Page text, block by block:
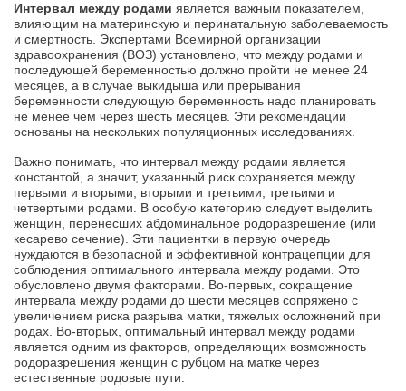
Интервал между родами является важным показателем,
влияющим на материнскую и перинатальную заболеваемость
и смертность. Экспертами Всемирной организации
здравоохранения (ВОЗ) установлено, что между родами и
последующей беременностью должно пройти не менее 24
месяцев, а в случае выкидыша или прерывания
беременности следующую беременность надо планировать
не менее чем через шесть месяцев. Эти рекомендации
основаны на нескольких популяционных исследованиях.
Важно понимать, что интервал между родами является
константой, а значит, указанный риск сохраняется между
первыми и вторыми, вторыми и третьими, третьими и
четвертыми родами. В особую категорию следует выделить
женщин, перенесших абдоминальное родоразрешение (или
кесарево сечение). Эти пациентки в первую очередь
нуждаются в безопасной и эффективной контрацепции для
соблюдения оптимального интервала между родами. Это
обусловлено двумя факторами. Во-первых, сокращение
интервала между родами до шести месяцев сопряжено с
увеличением риска разрыва матки, тяжелых осложнений при
родах. Во-вторых, оптимальный интервал между родами
является одним из факторов, определяющих возможность
родоразрешения женщин с рубцом на матке через
естественные родовые пути.